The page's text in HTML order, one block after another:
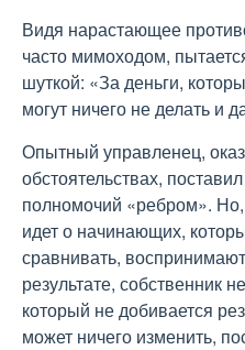
Видя нарастающее
часто мимоходом,
шуткой: «За деньги,
могут ничего не делать и
Опытный управленец,
обстоятельствах,
полномочий «ребром».
идет о начинающих,
сравнивать,
результате, собственник
который не добивается
может ничего изменить,